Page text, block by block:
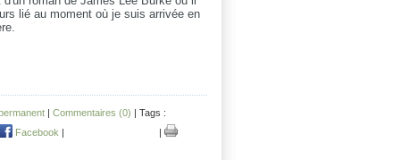
lié au moment où je suis arrivée en
| Commentaires (0) | Tags :
Facebook |
|